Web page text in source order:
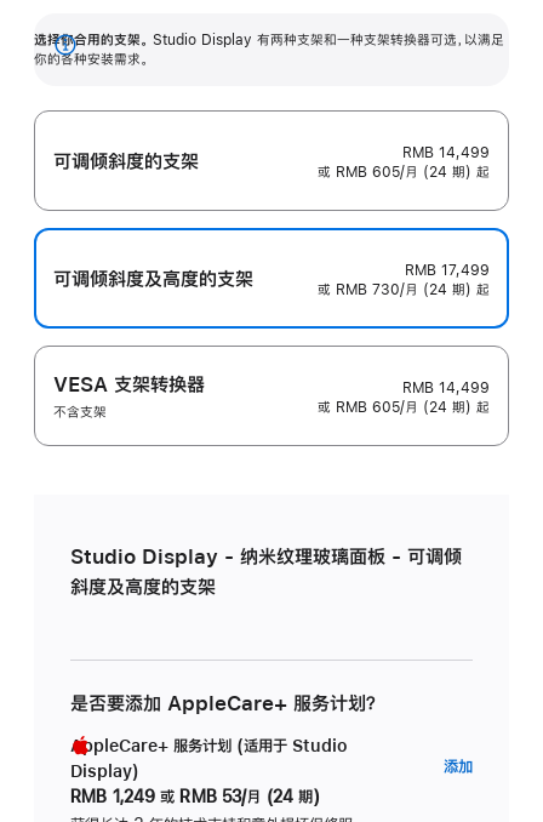
选择你合用的支架。 Studio Display 有两种支架和一种支架转换器可选，以满足
你的各种安装需求。
展
可调倾斜度的支架
RMB 14,499
或 RMB 605/月 (24 期) 起
可调倾斜度及高‍度的支‍架
RMB 17,499
或 RMB 730/月 (24 期) 起
VESA 支架转换器
不含支架
RMB 14,499
或 RMB 605/月 (24 期) 起
Studio Display - 纳米纹理玻璃面板 - 可调倾
斜度及高度的支架
是否要添加 AppleCare+ 服务计划？
AppleCare+ 服务计划 (适用于 Studio
Display)
RMB 1,249 或 RMB 53/月 (24 期)
添加